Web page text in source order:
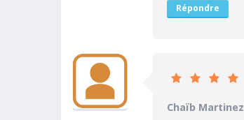
Répondre
Chaïb Martinez